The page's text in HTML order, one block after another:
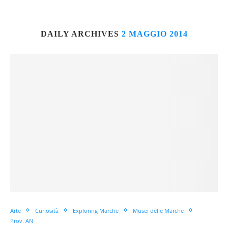
DAILY ARCHIVES 2 MAGGIO 2014
Arte Curiosità Exploring Marche
Musei delle Marche
Prov. AN